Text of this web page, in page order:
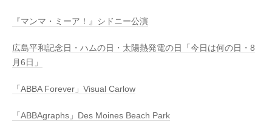
『マンマ・ミーア！』シドニー公演
広島平和記念日・ハムの日・太陽熱発電の日「今日は何の日・8
月6日」
「ABBA Forever」Visual Carlow
「ABBAgraphs」Des Moines Beach Park